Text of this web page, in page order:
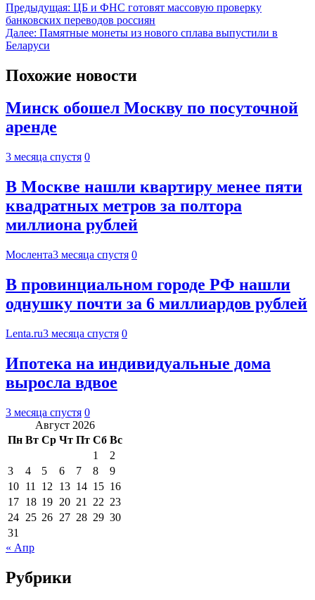
Предыдущая: ЦБ и ФНС готовят массовую проверку
банковских переводов россиян
Далее: Памятные монеты из нового сплава выпустили в
Беларуси
Похожие новости
Минск обошел Москву по посуточной
аренде
3 месяца спустя 0
В Москве нашли квартиру менее пяти
квадратных метров за полтора
миллиона рублей
Мослента3 месяца спустя 0
В провинциальном городе РФ нашли
однушку почти за 6 миллиардов рублей
Lenta.ru3 месяца спустя 0
Ипотека на индивидуальные дома
выросла вдвое
3 месяца спустя 0
Август 2026
Пн Вт Ср Чт Пт Сб Вс
1
2
3
4 5 6 7 8
9
10 11 12 13 14 15 16
17 18 19 20 21 22 23
24 25 26 27 28 29 30
31
« Апр
Рубрики